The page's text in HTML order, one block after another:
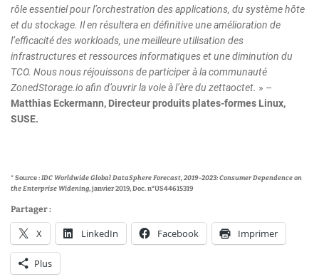
rôle essentiel pour l’orchestration des applications, du système hôte
et du stockage. Il en résultera en définitive une amélioration de
l’efficacité des workloads, une meilleure utilisation des
infrastructures et ressources informatiques et une diminution du
TCO. Nous nous réjouissons de participer à la communauté
ZonedStorage.io afin d’ouvrir la voie à l’ère du zettaoctet. » –
Matthias Eckermann, Directeur produits plates-formes Linux,
SUSE.
* Source : IDCWorldwide Global DataSphere Forecast, 2019-2023: Consumer Dependence on
the Enterprise Widening, janvier 2019, Doc. n°US44615319
Partager :
X LinkedIn Facebook Imprimer
Plus